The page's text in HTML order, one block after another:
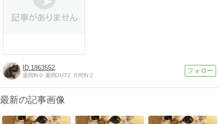
1863552
週間IN:0 週間OUT:2 月間IN:2
最新の記事画像